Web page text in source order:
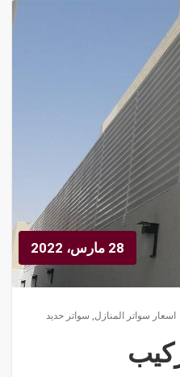
28 مارس، 2022
اسعار سواتر المنازل, سواتر حديد